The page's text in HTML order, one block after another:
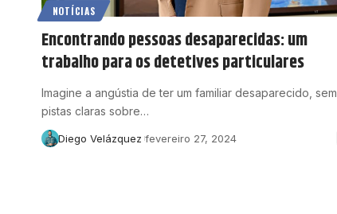
NOTÍCIAS
Encontrando pessoas desaparecidas: um
trabalho para os detetives particulares
Imagine a angústia de ter um familiar desaparecido, sem
pistas claras sobre…
Diego Velázquez fevereiro 27, 2024